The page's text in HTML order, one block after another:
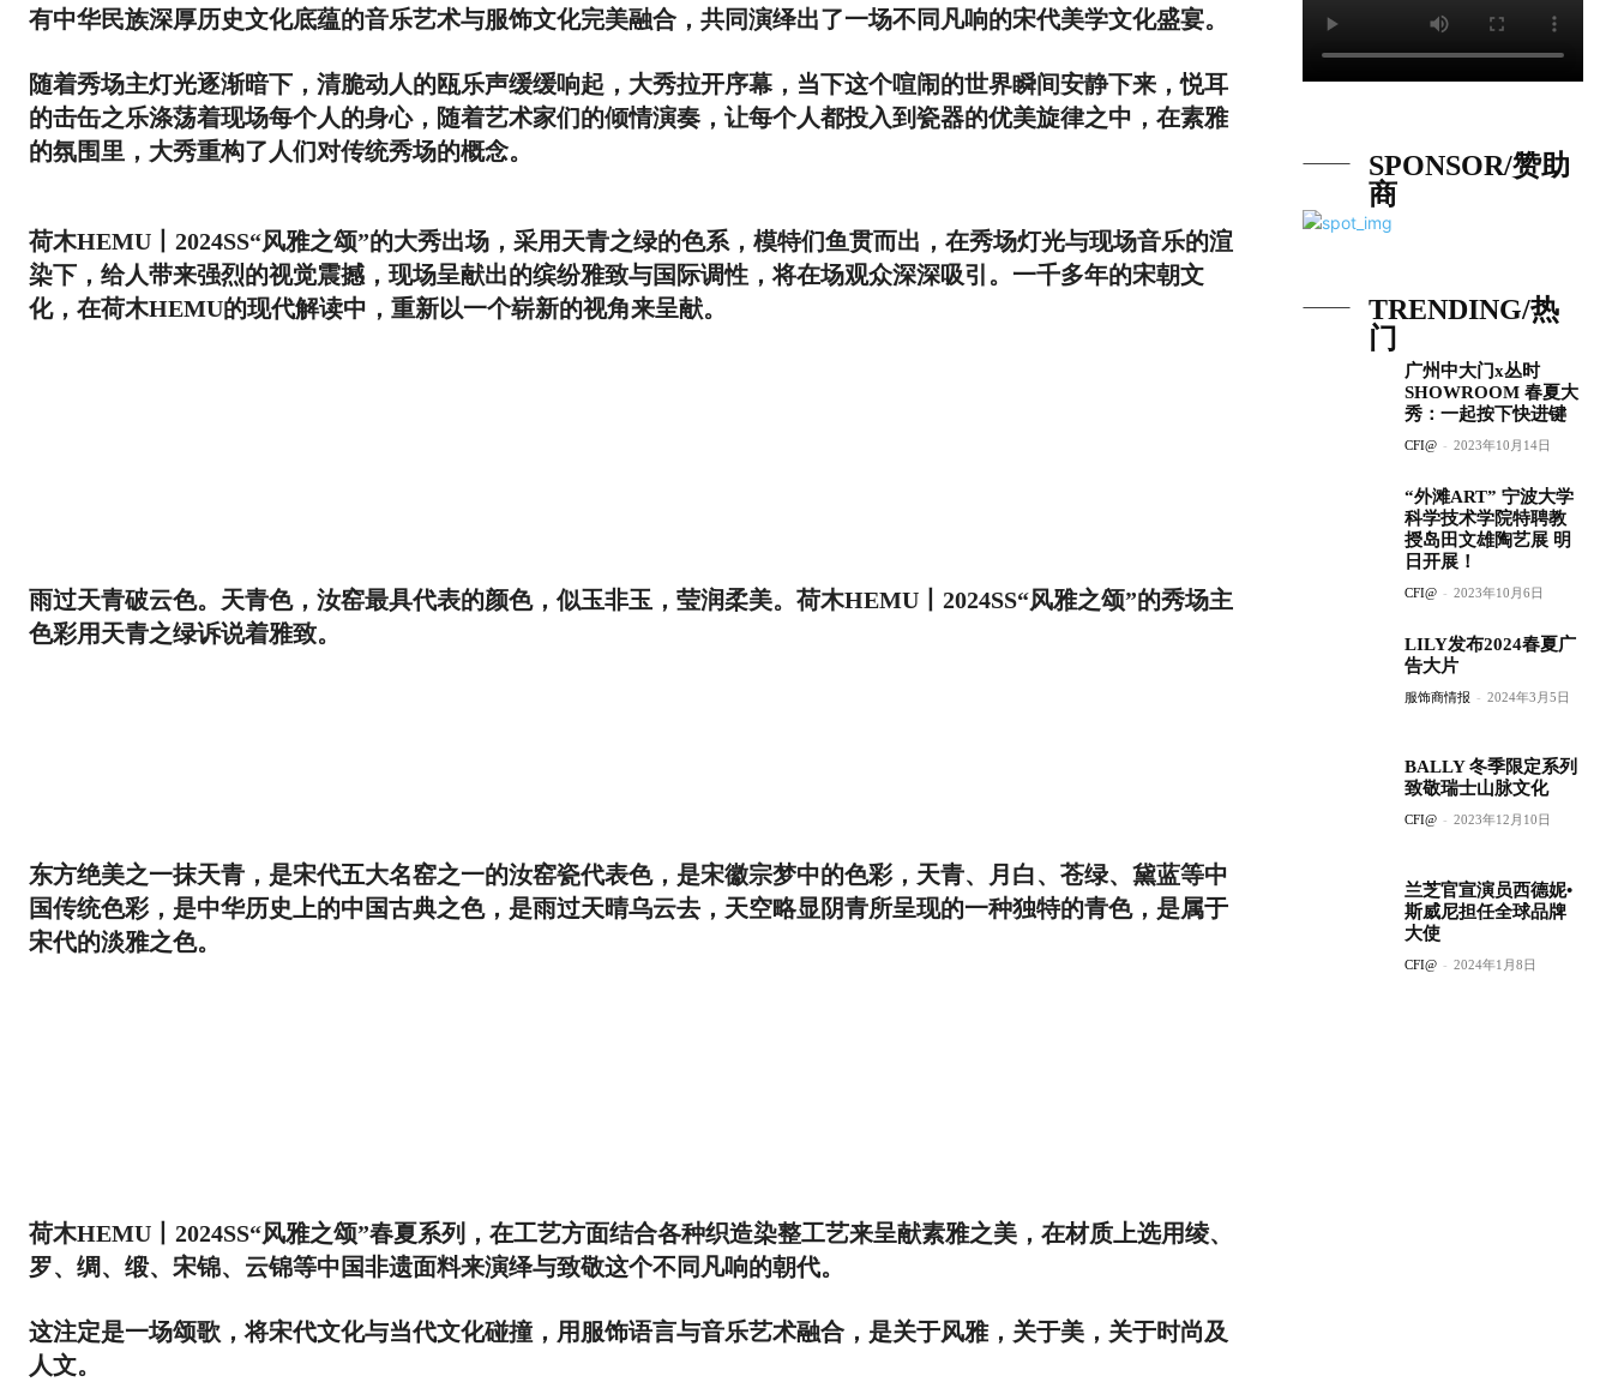
有中华民族深厚历史文化底蕴的音乐艺术与服饰文化完美融合，共同演绎出了一场不同凡响的宋代美学文化盛宴。
随着秀场主灯光逐渐暗下，清脆动人的瓯乐声缓缓响起，大秀拉开序幕，当下这个喧闹的世界瞬间安静下来，悦耳
的击缶之乐涤荡着现场每个人的身心，随着艺术家们的倾情演奏，让每个人都投入到瓷器的优美旋律之中，在素雅
的氛围里，大秀重构了人们对传统秀场的概念。
荷木HEMU丨2024SS“风雅之颂”的大秀出场，采用天青之绿的色系，模特们鱼贯而出，在秀场灯光与现场音乐的渲
染下，给人带来强烈的视觉震撼，现场呈献出的缤纷雅致与国际调性，将在场观众深深吸引。一千多年的宋朝文
化，在荷木HEMU的现代解读中，重新以一个崭新的视角来呈献。
雨过天青破云色。天青色，汝窑最具代表的颜色，似玉非玉，莹润柔美。荷木HEMU丨2024SS“风雅之颂”的秀场主
色彩用天青之绿诉说着雅致。
东方绝美之一抹天青，是宋代五大名窑之一的汝窑瓷代表色，是宋徽宗梦中的色彩，天青、月白、苍绿、黛蓝等中
国传统色彩，是中华历史上的中国古典之色，是雨过天晴乌云去，天空略显阴青所呈现的一种独特的青色，是属于
宋代的淡雅之色。
荷木HEMU丨2024SS“风雅之颂”春夏系列，在工艺方面结合各种织造染整工艺来呈献素雅之美，在材质上选用绫、
罗、绸、缎、宋锦、云锦等中国非遗面料来演绎与致敬这个不同凡响的朝代。
这注定是一场颂歌，将宋代文化与当代文化碰撞，用服饰语言与音乐艺术融合，是关于风雅，关于美，关于时尚及
人文。
SPONSOR/赞助
商
TRENDING/热
门
广州中大门x丛时
SHOWROOM 春夏大
秀：一起按下快进键
CFI@ - 2023年10月14日
“外滩ART” 宁波大学
科学技术学院特聘教
授岛田文雄陶艺展 明
日开展！
CFI@ - 2023年10月6日
LILY发布2024春夏广
告大片
服饰商情报 - 2024年3月5日
BALLY 冬季限定系列
致敬瑞士山脉文化
CFI@ - 2023年12月10日
兰芝官宣演员西德妮•
斯威尼担任全球品牌
大使
CFI@ - 2024年1月8日